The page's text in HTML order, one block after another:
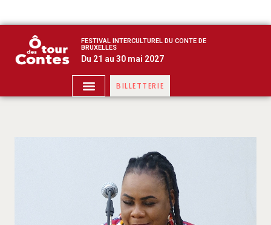
FESTIVAL INTERCULTUREL DU CONTE DE
BRUXELLES
Du 21 au 30 mai 2027
BILLETTERIE